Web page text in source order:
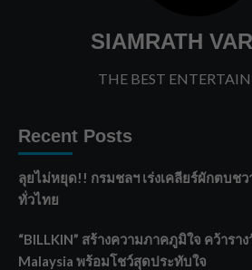
SIAMRATH
THE BEST
Recent Posts
ลุยไม่หยุด!! กรมชลฯ เร่งเคลียร์ผักตบช
ทั่วไทย
“BILLKIN” สร้างความภาคภูมิใจ คว้ารา
Malaysia พร้อมโชว์สุดประทับใจ